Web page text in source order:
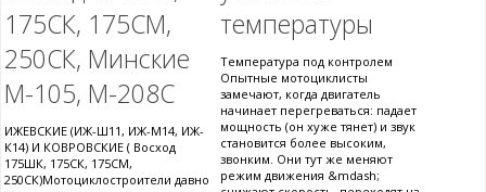
175СК, 175СМ,
250СК, Минские
М-105, М-208С
ИЖЕВСКИЕ (ИЖ-Ш11, ИЖ-М14, ИЖ-
К14) И КОВРОВСКИЕ ( Восход
175ШК, 175СК, 175СМ,
250СК)Мотоциклостроители давно
температуры
Температура под контролем
Опытные мотоциклисты
замечают, когда двигатель
начинает перегреваться: падает
мощность (он хуже тянет) и звук
становится более высоким,
звонким. Они тут же меняют
режим движения &mdash;